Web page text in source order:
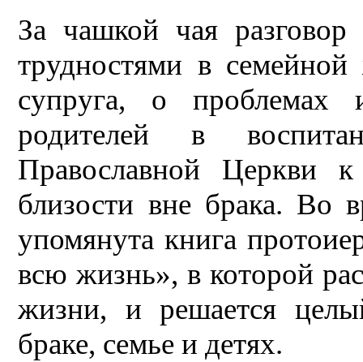
За чашкой чая
трудностями в
супруга, о проблемах
родителей в
Православной Церкви
близости вне брака. Во
упомянута книга
всю жизнь», в которой
жизни, и решается
браке, семье и детях.